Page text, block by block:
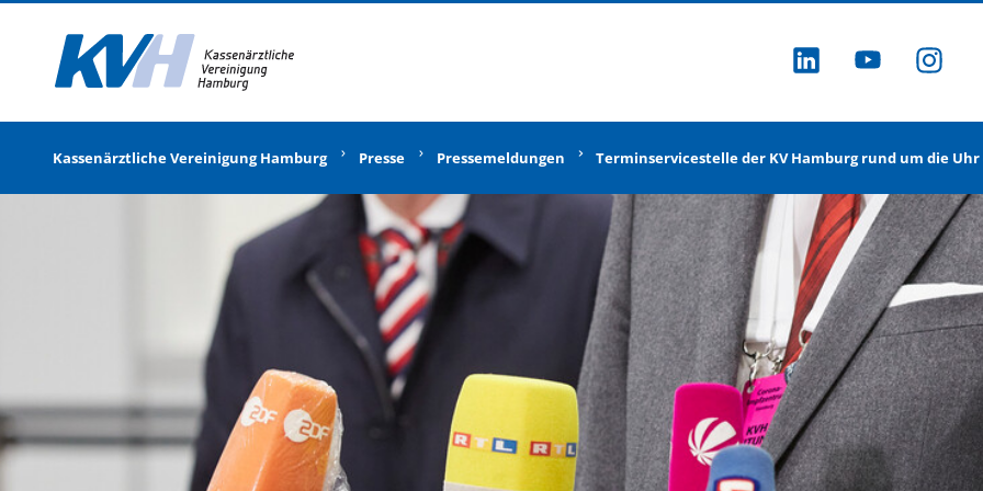
ZU ZU
Kassenärztliche Vereinigung Hamburg Presse Pressemeldungen Terminservicestelle der KV Hamburg rund um die